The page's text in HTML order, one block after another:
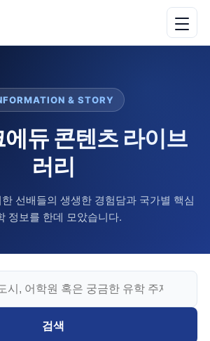
& STORY
듀 콘텐츠 라이브
러리
선배들의 생생한 경험담과 국가별 핵심
정보를 한데 모았습니다.
검색